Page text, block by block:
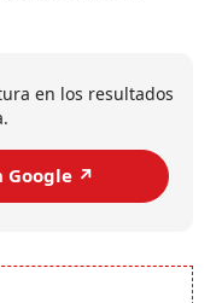
en los resultados
Google ↗️